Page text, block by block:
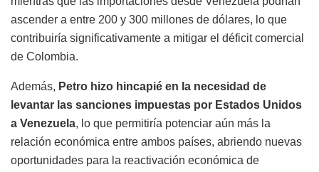
ascender a entre 200 y 300 millones de dólares, lo que
contribuiría significativamente a mitigar el déficit comercial
de Colombia.
Además, Petro hizo hincapié en la necesidad de
levantar las sanciones impuestas por Estados Unidos
a Venezuela, lo que permitiría potenciar aún más la
relación económica entre ambos países, abriendo nuevas
oportunidades para la reactivación económica de